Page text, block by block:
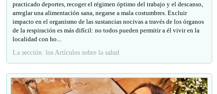
practicado deportes, recoger el régimen óptimo del trabajo y el descanso,
arreglar una alimentación sana, negarse a mala costumbres. Excluir
impacto en el organismo de las sustancias nocivas a través de los órganos
de la respiración es más difícil: no todos pueden permitir a él vivir en la
localidad con ho...
La sección: los Artículos sobre la salud